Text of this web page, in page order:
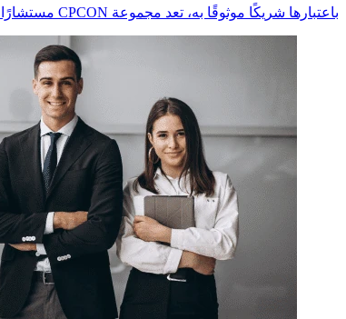
باعتبارها شريكًا موثوقًا به، تعد مجموعة CPCON مستشارًا عالميًا مستقلاً يعمل على حماية وتعظيم القيمة للعملاء، بما في ذلك الشركات المدرجة في قائمة Fortune 100 وNYSE وNASDAQ.